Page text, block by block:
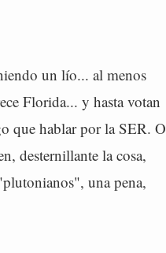
un lío... al menos
Florida... y hasta votan
que hablar por la SER. O
desternillante la cosa,
una pena,